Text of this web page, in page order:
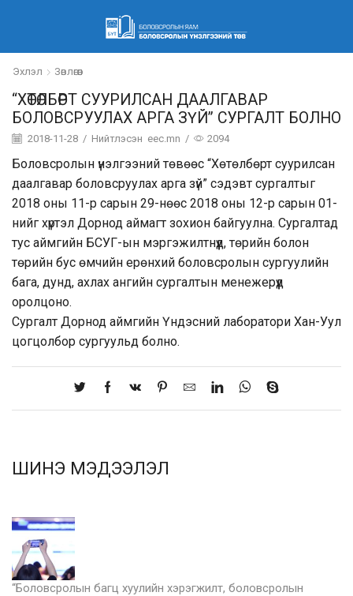
Эхлэл Зөвлөгөөн
“ХӨТӨЛБӨРТ СУУРИЛСАН ДААЛГАВАР
БОЛОВСРУУЛАХ АРГА ЗҮЙ” СУРГАЛТ БОЛНО
2018-11-28 / Нийтлэсэн eec.mn / 2094
Боловсролын үнэлгээний төвөөс “Хөтөлбөрт суурилсан
даалгавар боловсруулах арга зүй” сэдэвт сургалтыг
2018 оны 11-р сарын 29-нөөс 2018 оны 12-р сарын 01-
нийг хүртэл Дорнод аймагт зохион байгуулна. Сургалтад
тус аймгийн БСУГ-ын мэргэжилтнүүд, төрийн болон
төрийн бус өмчийн ерөнхий боловсролын сургуулийн
бага, дунд, ахлах ангийн сургалтын менежерүүд
оролцоно.
Сургалт Дорнод аймгийн Үндэсний лаборатори Хан-Уул
цогцолбор сургуульд болно.
ШИНЭ МЭДЭЭЛЭЛ
“Боловсролын багц хуулийн хэрэгжилт, боловсролын